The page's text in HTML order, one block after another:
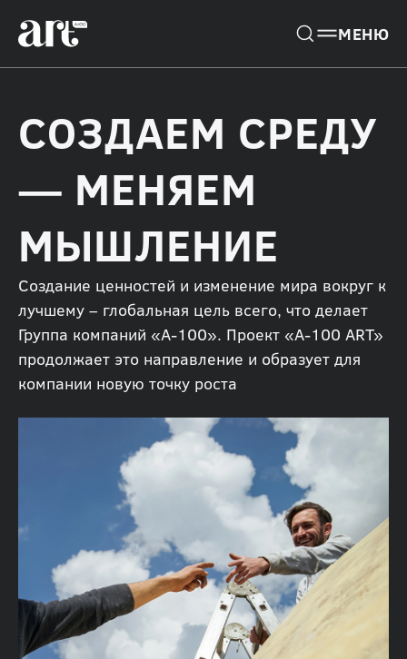
СОЗДАЕМ СРЕДУ
— МЕНЯЕМ
МЫШЛЕНИЕ
Создание ценностей и изменение мира вокруг к
лучшему – глобальная цель всего, что делает
Группа компаний «А-100». Проект «А-100 ART»
продолжает это направление и образует для
компании новую точку роста